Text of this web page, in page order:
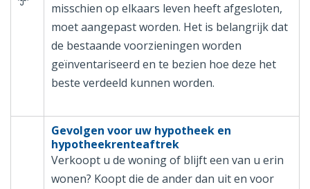
misschien op elkaars leven heeft afgesloten,
moet aangepast worden. Het is belangrijk dat
de bestaande voorzieningen worden
geïnventariseerd en te bezien hoe deze het
beste verdeeld kunnen worden.
Gevolgen voor uw hypotheek en
hypotheekrenteaftrek
Verkoopt u de woning of blijft een van u erin
wonen? Koopt die de ander dan uit en voor